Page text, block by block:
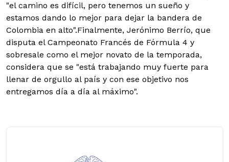
"el camino es difícil, pero tenemos un sueño y
estamos dando lo mejor para dejar la bandera de
Colombia en alto".Finalmente, Jerónimo Berrío, que
disputa el Campeonato Francés de Fórmula 4 y
sobresale como el mejor novato de la temporada,
considera que se "está trabajando muy fuerte para
llenar de orgullo al país y con ese objetivo nos
entregamos día a día al máximo".